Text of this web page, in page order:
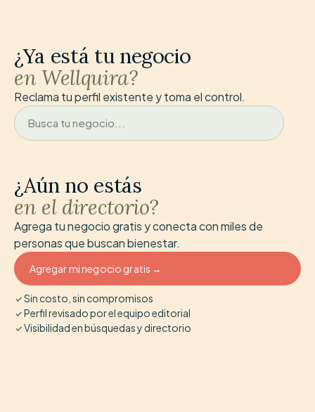
¿Ya está tu negocio
en Wellquira?
Reclama tu perfil existente y toma el control.
¿Aún no estás
en el directorio?
Agrega tu negocio gratis y conecta con miles de
personas que buscan bienestar.
Agregar mi negocio gratis →
Sin costo, sin compromisos
Perfil revisado por el equipo editorial
Visibilidad en búsquedas y directorio